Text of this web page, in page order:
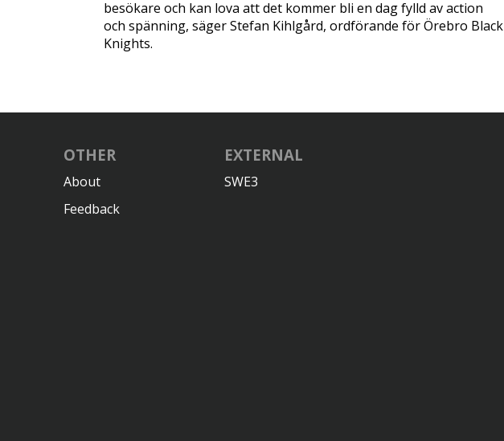
besökare och kan lova att det kommer bli en dag fylld av action
och spänning, säger Stefan Kihlgård, ordförande för Örebro Black
Knights.
OTHER
About
Feedback
EXTERNAL
SWE3